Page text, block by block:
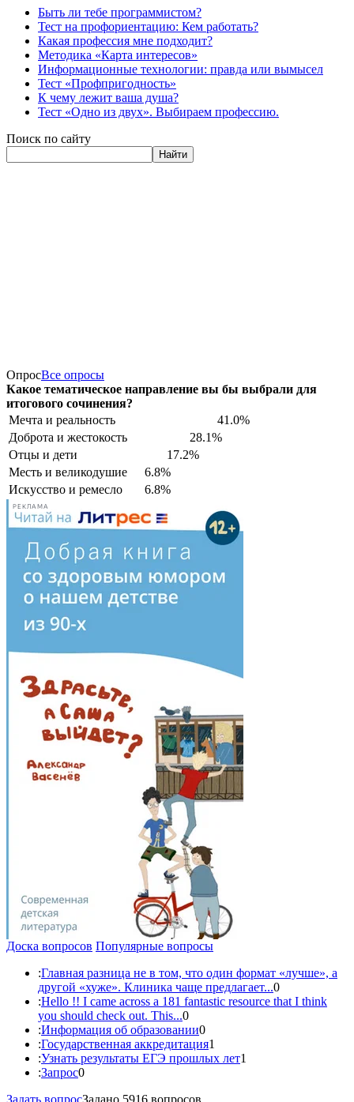
Быть ли тебе программистом?
Тест на профориентацию: Кем работать?
Какая профессия мне подходит?
Методика «Карта интересов»
Информационные технологии: правда или вымысел
Тест «Профпригодность»
К чему лежит ваша душа?
Тест «Одно из двух». Выбираем профессию.
Поиск по сайту
Найти
ОпросВсе опросы
Какое тематическое направление вы бы выбрали для
итогового сочинения?
Мечта и реальность
41.0%
Доброта и жестокость
28.1%
Отцы и дети
17.2%
Месть и великодушие
6.8%
Искусство и ремесло
6.8%
РЕКЛАМА
Доска вопросов Популярные вопросы
:Главная разница не в том, что один формат «лучше», а
другой «хуже». Клиника чаще предлагает...0
:Hello !! I came across a 181 fantastic resource that I think
you should check out. This...0
:Информация об образовании0
:Государственная аккредитация1
:Узнать результаты ЕГЭ прошлых лет1
:Запрос0
Задать вопросЗадано 5916 вопросов